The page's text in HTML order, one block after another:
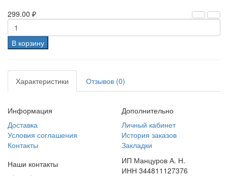
299.00 ₽
В корзину
Характеристики Отзывов (0)
Информация
Доставка
Условия соглашения
Контакты
Дополнительно
Личный кабинет
История заказов
Закладки
Наши контакты
ИП Манцуров А. Н.
ИНН 344811127376